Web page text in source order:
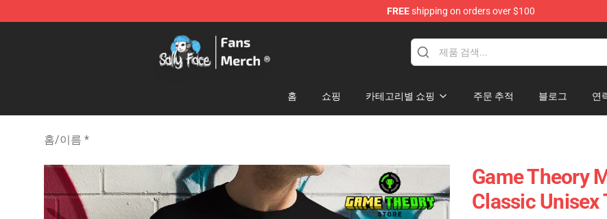
FREEshipping on orders over $100
Sally Face Store - Official Sally Face Merchandise Shop
홈 쇼핑 카테고리별 쇼핑 주문 추적 블로그 연
홈/이름 *
Game Theory
Classic Unisex